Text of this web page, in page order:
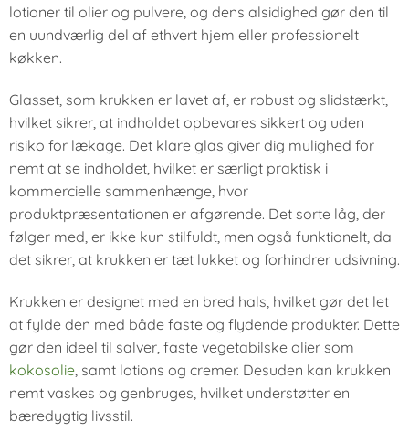
lotioner til olier og pulvere, og dens alsidighed gør den til
en uundværlig del af ethvert hjem eller professionelt
køkken.
Glasset, som krukken er lavet af, er robust og slidstærkt,
hvilket sikrer, at indholdet opbevares sikkert og uden
risiko for lækage. Det klare glas giver dig mulighed for
nemt at se indholdet, hvilket er særligt praktisk i
kommercielle sammenhænge, hvor
produktpræsentationen er afgørende. Det sorte låg, der
følger med, er ikke kun stilfuldt, men også funktionelt, da
det sikrer, at krukken er tæt lukket og forhindrer udsivning.
Krukken er designet med en bred hals, hvilket gør det let
at fylde den med både faste og flydende produkter. Dette
gør den ideel til salver, faste vegetabilske olier som
kokosolie, samt lotions og cremer. Desuden kan krukken
nemt vaskes og genbruges, hvilket understøtter en
bæredygtig livsstil.